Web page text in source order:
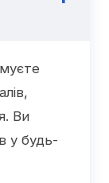
Ви
у будь-